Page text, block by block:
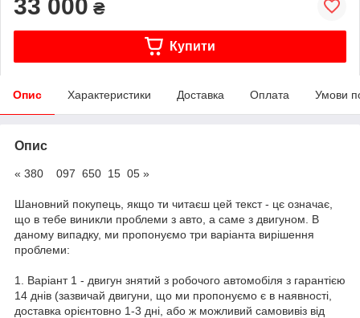
33 000 ₴
Купити
Опис Характеристики Доставка Оплата Умови
Опис
« 380 097 650 15 05 »
Шановний покупець, якщо ти читаєш цей текст - цє означає,
що в тебе виникли проблеми з авто, а саме з двигуном. В
даному випадку, ми пропонуємо три варіанта вирішення
проблеми:
1. Варіант 1 - двигун знятий з робочого автомобіля з гарантією
14 днів (зазвичай двигуни, що ми пропонуємо є в наявності,
доставка орієнтовно 1-3 дні, або ж можливий самовивіз від